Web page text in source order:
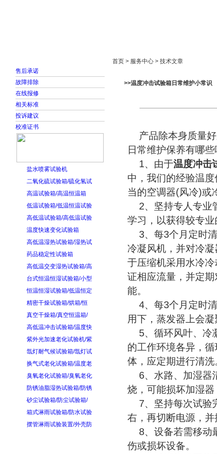
售后承诺
故障排除
在线报修
相关标准
投诉建议
校准证书
盐水喷雾试验机
二氧化硫试验箱/硫化氢试
高温试验箱/高温恒温箱
低温试验箱/低温恒温试验
高低温试验箱/高低温试验
温度快速变化试验箱
高低温湿热试验箱/湿热试
药品稳定性试验箱
高低温交变湿热试验箱/高
台式恒温恒湿试验箱/小型
恒温恒湿试验箱/低温恒定
精密干燥试验箱/烘箱/恒
真空干燥箱/真空恒温箱/
高低温冲击试验箱/温度快
紫外光加速老化试验机/紫
氙灯耐气候试验箱/氙灯试
换气式老化试验箱/温度老
臭氧老化试验箱/臭氧老化
防锈油脂湿热试验箱/防锈
砂尘试验箱/防尘试验箱/
箱式淋雨试验箱/防水试验
摆管淋雨试验装置/外壳防
首页 > 服务中心 > 技术文章
>>温度冲击试验箱日常维护小常识
产品除本身质量好
日常维护保养有哪些
1、由于温度冲击
中，我们的经验温
当的空调器(风冷)或
2、坚持专人专业
学习，以获得较专
3、每3个月定时清
冷凝风机，并对冷
于压缩机采用水冷
证相应流量，并定
能。
4、每3个月定时清
用下，蒸发器上会
5、循环风叶、冷
的工作环境各异，
体，应定期进行清洗
6、水路、加湿器
烧，可能损坏加湿
7、坚持每次试验
右，再切断电源，
8、设备若需移动
伤或损坏设备。